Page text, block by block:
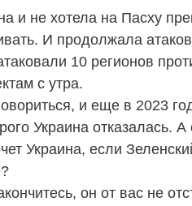
и не хотела на Пасху
И продолжала
10 регионов
с утра.
и еще в 2023
Украина отказалась. А
Украина, если
он от вас не